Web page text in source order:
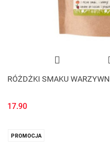
RÓŻDŻKI SMAKU
17.90
PROMOCJA